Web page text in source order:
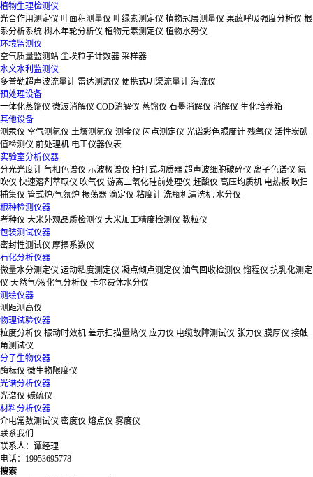
植物生理检测仪
光合作用测定仪 叶面积测量仪 叶绿素测定仪 植物冠层测量仪 果蔬呼吸强度分析仪 根
系分析系统 树木年轮分析仪 植物元素测定仪 植物水势仪
环境监测仪
空气质量监测站 尘埃粒子计数器 采样器
水文水利监测仪
多普勒超声波流量计 雷达测流仪 便携式明渠流量计 海流仪
预处理设备
一体化蒸馏仪 微波消解仪 COD消解仪 蒸馏仪 石墨消解仪 消解仪 生化培养箱
其他设备
测汞仪 空气测氡仪 土壤测氡仪 测金仪 闪点测定仪 光谱彩色照度计 残氧仪 活性炭碘
值检测仪 前处理机 电工仪器仪表
实验室分析仪器
分光光度计 气相色谱仪 示波极谱仪 拍打式均质器 超声波细胞破碎仪 离子色谱仪 氮
吹仪 快速溶剂萃取仪 吹气仪 游离二氧化硅前处理仪 赶酸仪 高压均质机 电热板 吹扫
捕集仪 管式炉/气氛炉 振荡器 滴定仪 粘度计 洗瓶机清洗机 水分仪
粮种检测仪器
考种仪 大米外观品质检测仪 大米加工精度检测仪 数粒仪
包装测试仪器
密封性测试仪 摩擦系数仪
石化分析仪器
微量水分测定仪 运动粘度测定仪 凝点倾点测定仪 油气回收检测仪 馏程仪 抗乳化测定
仪 天然气/液化气分析仪 卡尔费休水分仪
测绘仪器
测距测高仪
物理试验仪器
粒度分析仪 振动时效机 差示扫描量热仪 应力仪 电缆故障测试仪 张力仪 膜厚仪 接触
角测试仪
分子生物仪器
酶标仪 微生物限度仪
光谱分析仪器
光谱仪 碳硫仪
材料分析仪器
介电常数测试仪 密度仪 熔点仪 雾度仪
联系我们
联系人：谭经理
电话：19953695778
搜索